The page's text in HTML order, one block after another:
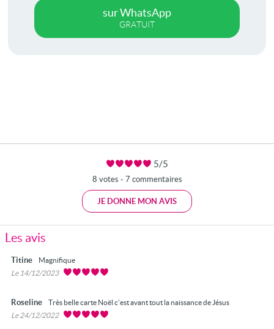
sur WhatsApp
GRATUIT
5/5
8 votes - 7 commentaires
JE DONNE MON AVIS
Les avis
Titine
Magnifique
Le 14/12/2023
Roseline
Très belle carte Noël c'est avant tout la naissance de Jésus
Le 24/12/2022